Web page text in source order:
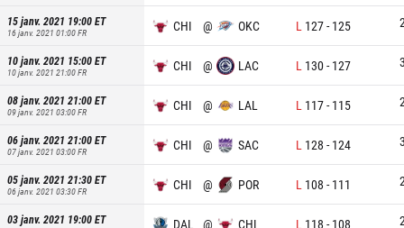
15 janv. 2021 19:00ET
16 janv. 2021 01:00FR CHI @ OKC L 127- 125
10 janv. 2021 15:00ET
10 janv. 2021 21:00FR CHI @ LAC L 130- 127
08 janv. 2021 21:00ET
09 janv. 2021 03:00FR CHI @ LAL L 117- 115
06 janv. 2021 21:00ET
07 janv. 2021 03:00FR CHI @ SAC L 128 - 124
05 janv. 2021 21:30ET
06 janv. 2021 03:30FR CHI @ POR L 108 - 111
03 janv. 2021 19:00ET DAL @ CHI L 118 - 108